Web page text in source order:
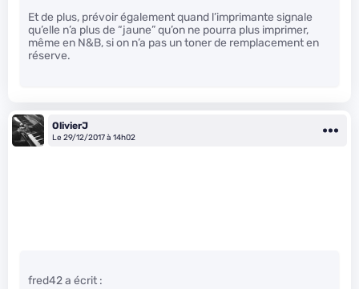
Et de plus, prévoir également quand l’imprimante signale
qu’elle n’a plus de “jaune” qu’on ne pourra plus imprimer,
même en N&B, si on n’a pas un toner de remplacement en
réserve.
OlivierJ
Le 29/12/2017 à 14h02
fred42 a écrit :